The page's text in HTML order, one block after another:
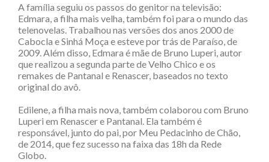
A família seguiu os passos do genitor na televisão:
Edmara, a filha mais velha, também foi para o mundo das
telenovelas. Trabalhou nas versões dos anos 2000 de
Cabocla e Sinhá Moça e esteve por trás de Paraíso, de
2009. Além disso, Edmara é mãe de Bruno Luperi, autor
que realizou a segunda parte de Velho Chico e os
remakes de Pantanal e Renascer, baseados no texto
original do avô.
Edilene, a filha mais nova, também colaborou com Bruno
Luperi em Renascer e Pantanal. Ela também é
responsável, junto do pai, por Meu Pedacinho de Chão,
de 2014, que fez sucesso na faixa das 18h da Rede
Globo.